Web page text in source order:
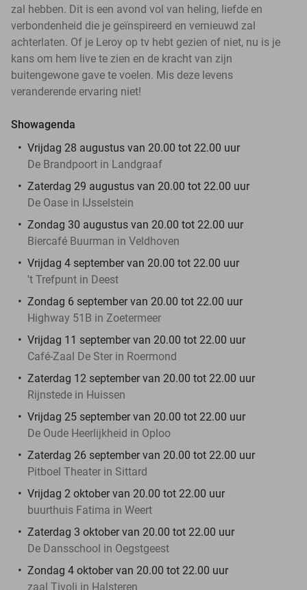
zal hebben. Dit is een avond vol van heling, liefde en
verbondenheid die je geïnspireerd en vernieuwd zal
achterlaten. Of je Leroy op tv hebt gezien of niet, nu is je
kans om hem live te zien en de kracht van zijn
buitengewone gave te voelen. Mis deze levens
veranderende ervaring niet!
Showagenda
Vrijdag 28 augustus van 20.00 tot 22.00 uur
De Brandpoort in Landgraaf
Zaterdag 29 augustus van 20.00 tot 22.00 uur
De Oase in IJsselstein
Zondag 30 augustus van 20.00 tot 22.00 uur
Biercafé Buurman in Veldhoven
Vrijdag 4 september van 20.00 tot 22.00 uur
't Trefpunt in Deest
Zondag 6 september van 20.00 tot 22.00 uur
Highway 51B in Zoetermeer
Vrijdag 11 september van 20.00 tot 22.00 uur
Café-Zaal De Ster in Roermond
Zaterdag 12 september van 20.00 tot 22.00 uur
Rijnstede in Huissen
Vrijdag 25 september van 20.00 tot 22.00 uur
De Oude Heerlijkheid in Oploo
Zaterdag 26 september van 20.00 tot 22.00 uur
Pitboel Theater in Sittard
Vrijdag 2 oktober van 20.00 tot 22.00 uur
buurthuis Fatima in Weert
Zaterdag 3 oktober van 20.00 tot 22.00 uur
De Dansschool in Oegstgeest
Zondag 4 oktober van 20.00 tot 22.00 uur
zaal Tivoli in Halsteren